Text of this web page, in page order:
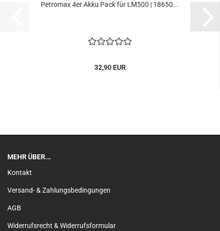
Petromax 4er Akku Pack für LM500 | 18650...
32,90 EUR
MEHR ÜBER...
Kontakt
Versand- & Zahlungsbedingungen
AGB
Widerrufsrecht & Widerrufsformular